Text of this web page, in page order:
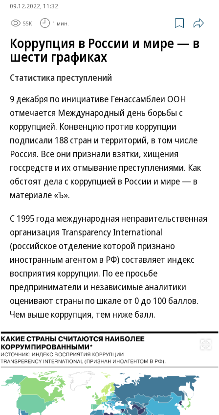
09.12.2022, 11:32
55K 1 мин.
Коррупция в России и мире — в
шести графиках
Статистика преступлений
9 декабря по инициативе Генассамблеи ООН
отмечается Международный день борьбы с
коррупцией. Конвенцию против коррупции
подписали 188 стран и территорий, в том числе
Россия. Все они признали взятки, хищения
госсредств и их отмывание преступлениями. Как
обстоят дела с коррупцией в России и мире — в
материале «Ъ».
С 1995 года международная неправительственная
организация Transparency International
(российское отделение которой признано
иностранным агентом в РФ) составляет индекс
восприятия коррупции. По ее просьбе
предприниматели и независимые аналитики
оценивают страны по шкале от 0 до 100 баллов.
Чем выше коррупция, тем ниже балл.